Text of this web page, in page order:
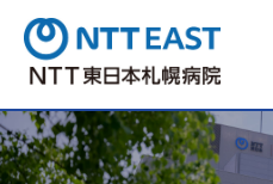
当院について